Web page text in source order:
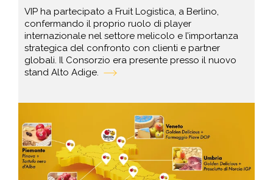
VIP ha partecipato a Fruit Logistica, a Berlino,
confermando il proprio ruolo di player
internazionale nel settore melicolo e l’importanza
strategica del confronto con clienti e partner
globali. Il Consorzio era presente presso il nuovo
stand Alto Adige.